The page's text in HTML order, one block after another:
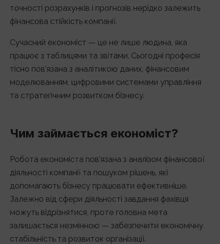
точності розрахунків і прогнозів нерідко залежить
фінансова стійкість компанії.
Сучасний економіст — це не лише людина, яка
працює з таблицями та звітами. Сьогодні професія
тісно пов’язана з аналітикою даних, фінансовим
моделюванням, цифровими системами управління
та стратегічним розвитком бізнесу.
Чим займається економіст?
Робота економіста пов’язана з аналізом фінансової
діяльності компанії та пошуком рішень, які
допомагають бізнесу працювати ефективніше.
Залежно від сфери діяльності завдання фахівця
можуть відрізнятися, проте головна мета
залишається незмінною — забезпечити економічну
стабільність та розвиток організації.